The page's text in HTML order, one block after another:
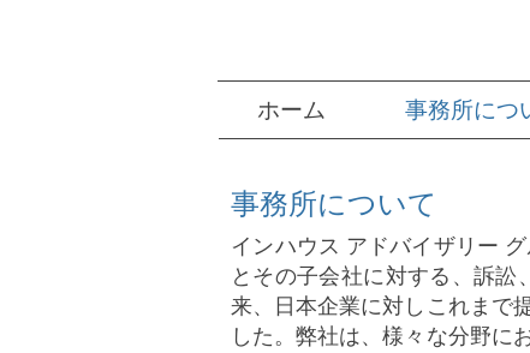
ホーム 事務所につ
事務所について
インハウス アドバイザリー
とその子会社に対する、訴訟
来、日本企業に対しこれまで
した。弊社は、様々な分野に